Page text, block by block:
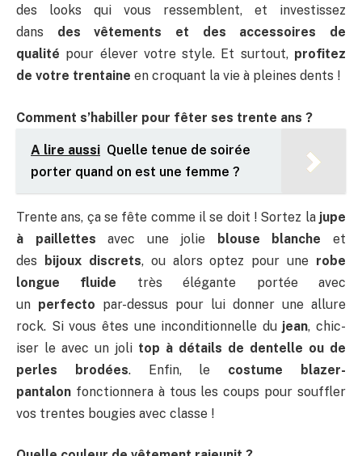
des looks qui vous ressemblent, et investissez
dans des vêtements et des accessoires de
qualité pour élever votre style. Et surtout, profitez
de votre trentaine en croquant la vie à pleines dents !
Comment s’habiller pour fêter ses trente ans ?
A lire aussi Quelle tenue de soirée
porter quand on est une femme ?
Trente ans, ça se fête comme il se doit ! Sortez la jupe
à paillettes avec une jolie blouse blanche et
des
bijoux discrets, ou alors optez pour une robe
longue fluide très élégante portée avec
un perfecto par-dessus pour lui donner une allure
rock. Si vous êtes une inconditionnelle dujean, chic-
iser le avec un joli top à détails de dentelle ou de
perles brodées. Enfin, le costume blazer-
pantalon fonctionnera à tous les coups pour souffler
vos trentes bougies avec classe !